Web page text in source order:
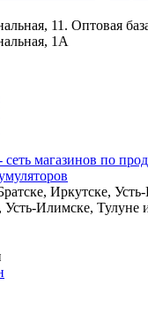
11. Оптовая
1А
Иркутске, Усть-
Усть-Илимске, Тулуне